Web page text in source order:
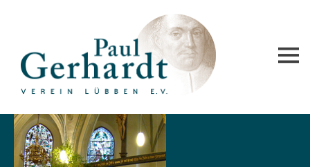
Paul-Gerhardt-Verein Lübben e.V.